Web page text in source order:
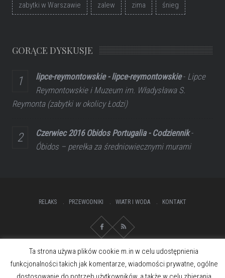
zabytki w Warszawie zalew zima śnieg
GORĄCE DYSKUSJE
lipce-reymontowskie - lipce-reymontowskie- Lipce
Reymontowskie i Muzeum im. Władysława S.
Reymonta (zabytki w okolicy Łodzi)
Czerwiec 2016 Obidos Portugalia - Codziennik-
Óbidos – perełka za średniowiecznymi murami
RELAKS PRZEWODNIKI WIATR I WODA KONTAKT
Ta strona używa plików cookie m.in w celu udostępnienia
funkcjonalności takich jak komentarze, wiadomości prywatne, ogólne